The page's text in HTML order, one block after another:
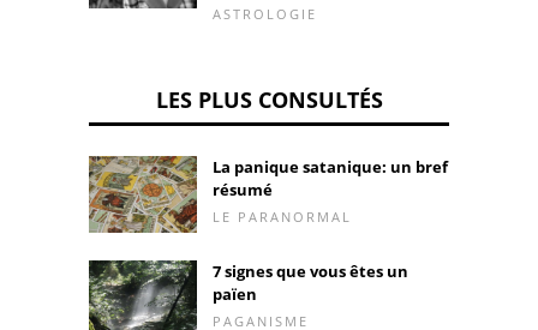
ASTROLOGIE
LES PLUS CONSULTÉS
La panique satanique: un bref
résumé
LE PARANORMAL
7 signes que vous êtes un
païen
PAGANISME